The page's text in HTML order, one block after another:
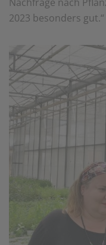
2023 besonders gut.“